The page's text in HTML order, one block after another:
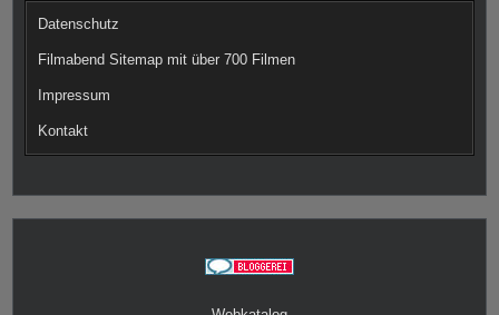
Datenschutz
Filmabend Sitemap mit über 700 Filmen
Impressum
Kontakt